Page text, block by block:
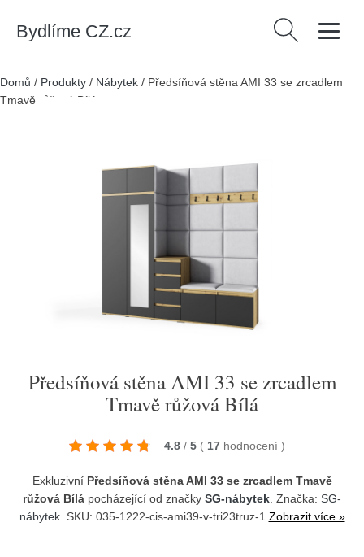
Bydlíme CZ.cz Vyhledávání
Domů / Produkty / Nábytek / Předsíňová stěna AMI 33 se zrcadlem
Tmavě růžová Bílá
Předsíňová stěna AMI 33 se zrcadlem
Tmavě růžová Bílá
4.8 / 5 ( 17 hodnocení )
Exkluzivní Předsíňová stěna AMI 33 se zrcadlem Tmavě
růžová Bílá pocházející od značky SG-nábytek . Značka: SG-
nábytek. SKU: 035-1222-cis-ami39-v-tri23truz-1 Zobrazit více »